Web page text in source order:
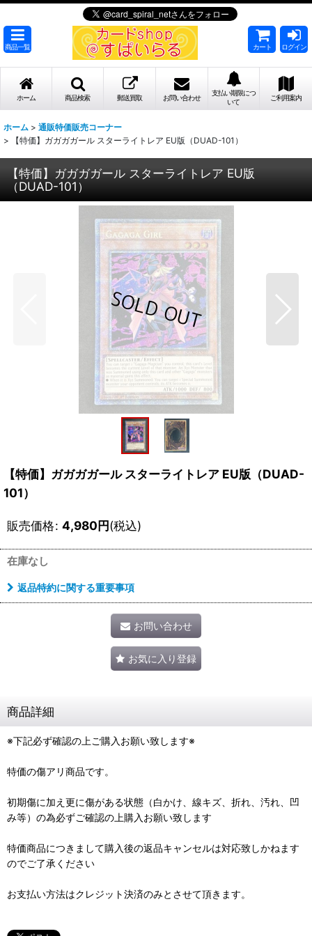
商品一覧 カート ログイン
ホーム 商品検索 郵送買取 お問い合わせ
支払い期限につ
いて
ご利用案内
ホーム > 通販特価販売コーナー
>
【特価】ガガガガール スターライトレア EU版（DUAD-101）
【特価】ガガガガール スターライトレア EU版
（DUAD-101）
【特価】ガガガガール スターライトレア EU版（DUAD-
101）
販売価格: 4,980円(税込)
在庫なし
返品特約に関する重要事項
お問い合わせ
お気に入り登録
商品詳細
※下記必ず確認の上ご購入お願い致します※
特価の傷アリ商品です。
初期傷に加え更に傷がある状態（白かけ、線キズ、折れ、汚れ、凹
み等）の為必ずご確認の上購入お願い致します
特価商品につきまして購入後の返品キャンセルは対応致しかねます
のでご了承ください
お支払い方法はクレジット決済のみとさせて頂きます。